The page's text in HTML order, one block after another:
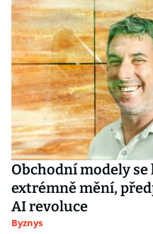
Obchodní modely
extrémně mění,
AI revoluce
Byznys